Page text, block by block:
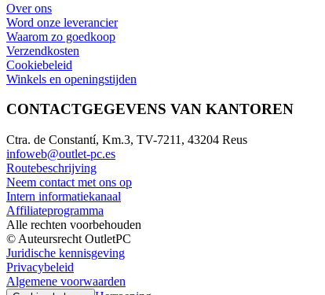
Over ons
Word onze leverancier
Waarom zo goedkoop
Verzendkosten
Cookiebeleid
Winkels en openingstijden
CONTACTGEGEVENS VAN KANTOREN
Ctra. de Constantí, Km.3, TV-7211, 43204 Reus
infoweb@outlet-pc.es
Routebeschrijving
Neem contact met ons op
Intern informatiekanaal
Affiliateprogramma
Alle rechten voorbehouden
© Auteursrecht OutletPC
Juridische kennisgeving
Privacybeleid
Algemene voorwaarden